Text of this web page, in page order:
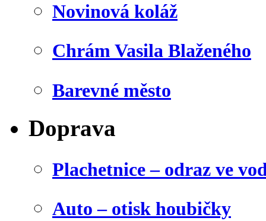
Novinová koláž
Chrám Vasila Blaženého
Barevné město
Doprava
Plachetnice – odraz ve
Auto – otisk houbičky